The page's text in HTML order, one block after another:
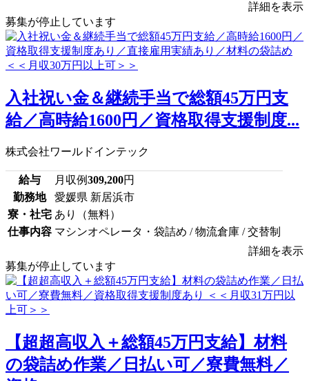
詳細を表示
募集が停止しています
入社祝い金＆継続手当で総額45万円支
給／高時給1600円／資格取得支援制度...
株式会社ワールドインテック
給与 月収例309,200円
勤務地
愛媛県 新居浜市
寮・社宅 あり（無料）
仕事内容 マシンオペレータ・袋詰め / 物流倉庫 / 交替制
詳細を表示
募集が停止しています
【超超高収入＋総額45万円支給】材料
の袋詰め作業／日払い可／寮費無料／